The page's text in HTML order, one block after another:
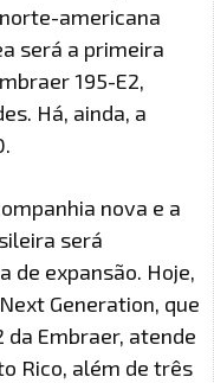
americana
será a primeira
195-E2,
Há, ainda, a
nova e a
será
de expansão. Hoje,
Generation, que
da Embraer, atende
Rico, além de três